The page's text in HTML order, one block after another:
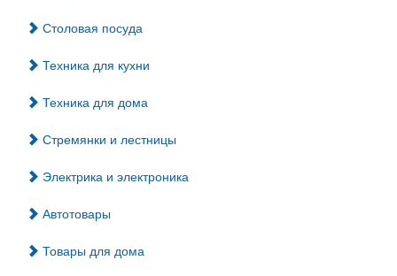
Столовая посуда
Техника для кухни
Техника для дома
Стремянки и лестницы
Электрика и электроника
Автотовары
Товары для дома